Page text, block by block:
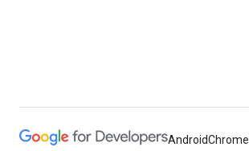
AndroidChrome